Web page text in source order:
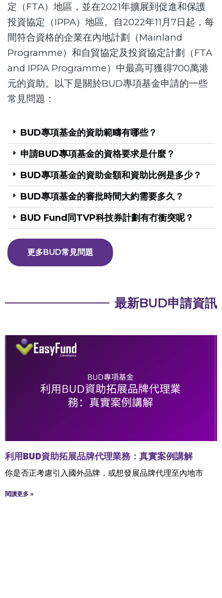
定（FTA）地區，並在2021年擴展到促進和保護
投資協定（IPPA）地區。自2022年11月7日起，每
間符合資格的企業在內地計劃（Mainland
Programme）和自貿協定及投資協定計劃（FTA
and IPPA Programme）中最高可獲得700萬港
元的資助。以下是關於BUD專項基金申請的一些
常見問題：
BUD專項基金的資助範疇有哪些？
申請BUD專項基金的資格要求是什麼？
BUD專項基金的資助金額和資助比例是多少？
BUD專項基金的審批時間大約需要多久？
BUD Fund同TVP科技券計劃有冇衝突呢？
更多BUD常見問題
最新BUD申請資訊
利用BUD資助拓展品牌代理業務：真實案例講解
你是否正考慮引入國外品牌，或想發展品牌代理至內地市
閱讀更多 »